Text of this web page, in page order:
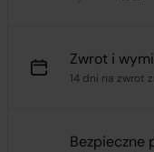
Zwrot i
14 dni na zwrot
Bezpieczne